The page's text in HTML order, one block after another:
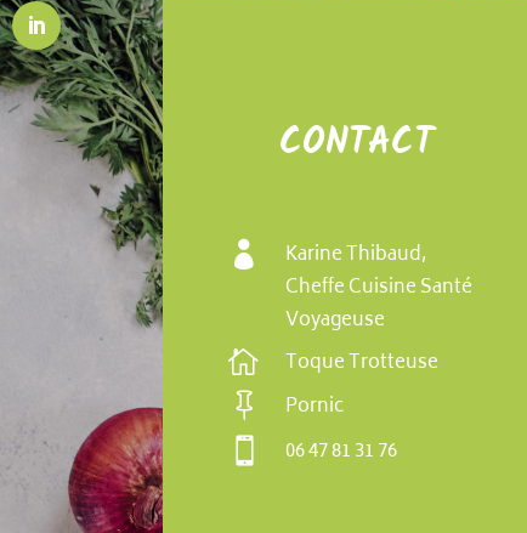
CONTACT

Karine Thibaud,
Cheffe Cuisine Santé
Voyageuse
 Toque Trotteuse
 Pornic
06 47 81 31 76